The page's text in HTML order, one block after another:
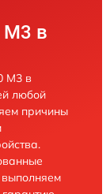
M3 в
M3 в
любой
причины
выполняем